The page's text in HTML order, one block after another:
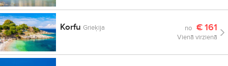
KorfuGrieķija no €161
Vienā virzienā